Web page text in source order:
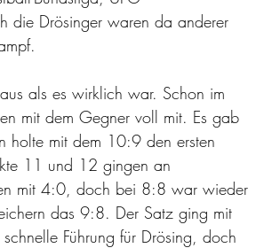
die Drösinger waren da anderer
als es wirklich war. Schon im
mit dem Gegner voll mit. Es gab
holte mit dem 10:9 den ersten
11 und 12 gingen an
mit 4:0, doch bei 8:8 war wieder
das 9:8. Der Satz ging mit
Führung für Drösing, doch